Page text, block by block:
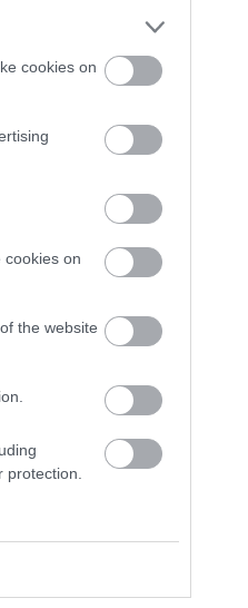
cookies on
cookies on
the website
"The Princess of
#carolemiddleton
állíthatjuk, hogy
nem akar semmit